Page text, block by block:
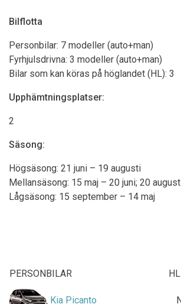
Bilflotta
Personbilar: 7 modeller (auto+man)
Fyrhjulsdrivna: 3 modeller (auto+man)
Bilar som kan köras på höglandet (HL): 3
Upphämtningsplatser:
2
Säsong:
Högsäsong: 21 juni – 19 augusti
Mellansäsong: 15 maj – 20 juni; 20
Lågsäsong: 15 september – 14 maj
PERSONBILAR HL
Kia Picanto